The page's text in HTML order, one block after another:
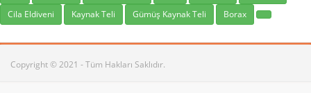
Cila Eldiveni
Kaynak Teli Gümüş Kaynak Teli Borax
Copyright © 2021 - Tüm Hakları Saklıdır.